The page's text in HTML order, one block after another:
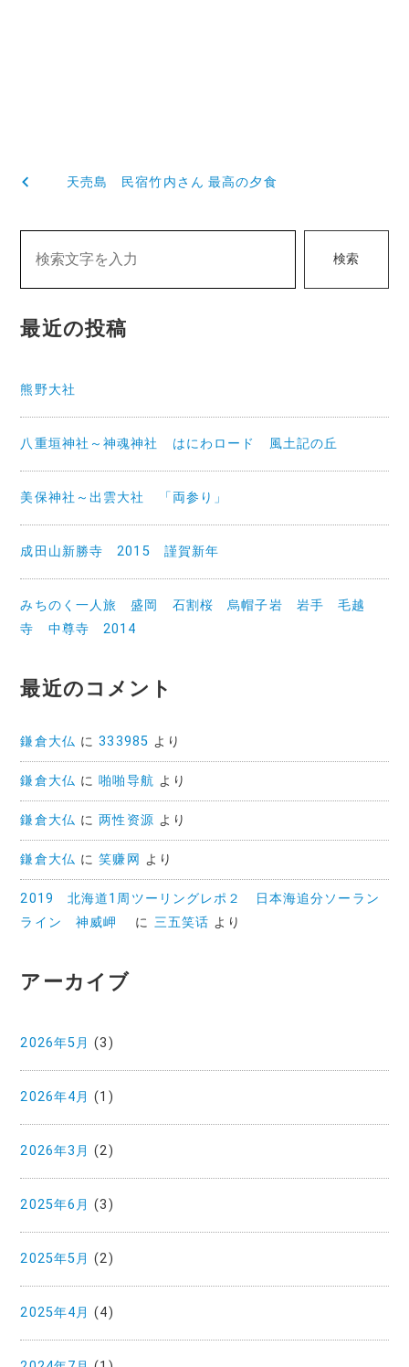
投
ビ
ー
ン
天売島 民宿竹内さん 最高の夕食
検索
最近の投稿
熊野大社
八重垣神社～神魂神社 はにわロード 風土記の丘
美保神社～出雲大社 「両参り」
成田山新勝寺 2015 謹賀新年
みちのく一人旅 盛岡 石割桜 烏帽子岩 岩手 毛越
寺 中尊寺 2014
最近のコメント
鎌倉大仏 に333985 より
鎌倉大仏 に啪啪导航 より
鎌倉大仏 に两性资源 より
鎌倉大仏 に笑赚网 より
2019 北海道1周ツーリングレポ２ 日本海追分ソーラン
ライン 神威岬
に 三五笑话 より
アーカイブ
2026年5月 (3)
2026年4月 (1)
2026年3月 (2)
2025年6月 (3)
2025年5月 (2)
2025年4月 (4)